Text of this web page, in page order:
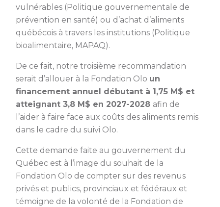
vulnérables (Politique gouvernementale de
prévention en santé) ou d’achat d’aliments
québécois à travers les institutions (Politique
bioalimentaire, MAPAQ).
De ce fait, notre troisième recommandation
serait d’allouer à la Fondation Olo un
financement annuel débutant à 1,75 M$ et
atteignant 3,8 M$ en 2027-2028 afin de
l’aider à faire face aux coûts des aliments remis
dans le cadre du suivi Olo.
Cette demande faite au gouvernement du
Québec est à l’image du souhait de la
Fondation Olo de compter sur des revenus
privés et publics, provinciaux et fédéraux et
témoigne de la volonté de la Fondation de